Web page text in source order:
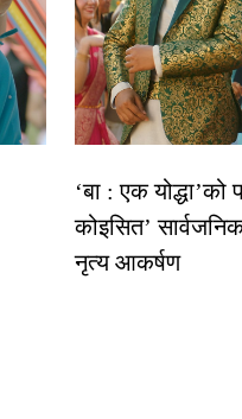
‘बा : एक
कोइसित’
नृत्य आकर्षण